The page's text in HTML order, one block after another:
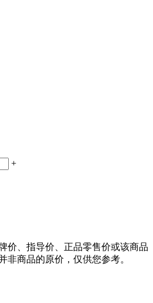
+
价、指导价、正品零售价或该商品
非商品的原价，仅供您参考。